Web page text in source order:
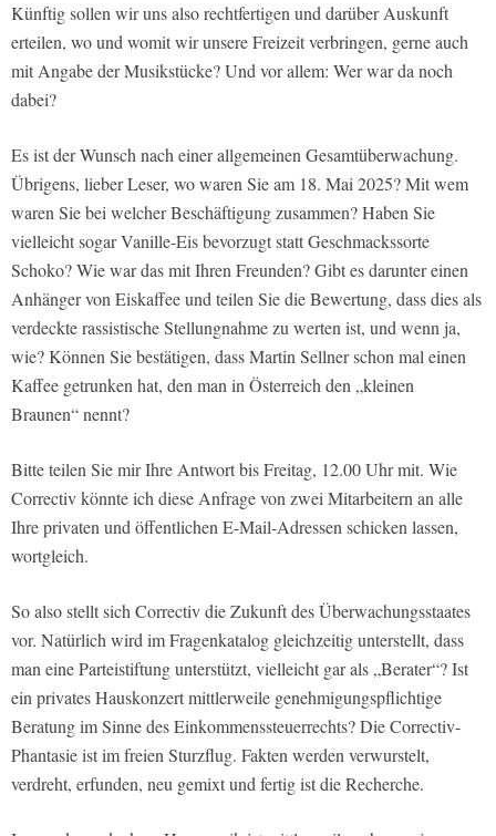
Künftig sollen wir uns also rechtfertigen und darüber Auskunft
erteilen, wo und womit wir unsere Freizeit verbringen, gerne auch
mit Angabe der Musikstücke? Und vor allem: Wer war da noch
dabei?
Es ist der Wunsch nach einer allgemeinen Gesamtüberwachung.
Übrigens, lieber Leser, wo waren Sie am 18. Mai 2025? Mit wem
waren Sie bei welcher Beschäftigung zusammen? Haben Sie
vielleicht sogar Vanille-Eis bevorzugt statt Geschmackssorte
Schoko? Wie war das mit Ihren Freunden? Gibt es darunter einen
Anhänger von Eiskaffee und teilen Sie die Bewertung, dass dies als
verdeckte rassistische Stellungnahme zu werten ist, und wenn ja,
wie? Können Sie bestätigen, dass Martin Sellner schon mal einen
Kaffee getrunken hat, den man in Österreich den „kleinen
Braunen“ nennt?
Bitte teilen Sie mir Ihre Antwort bis Freitag, 12.00 Uhr mit. Wie
Correctiv könnte ich diese Anfrage von zwei Mitarbeitern an alle
Ihre privaten und öffentlichen E-Mail-Adressen schicken lassen,
wortgleich.
So also stellt sich Correctiv die Zukunft des Überwachungsstaates
vor. Natürlich wird im Fragenkatalog gleichzeitig unterstellt, dass
man eine Parteistiftung unterstützt, vielleicht gar als „Berater“? Ist
ein privates Hauskonzert mittlerweile genehmigungspflichtige
Beratung im Sinne des Einkommenssteuerrechts? Die Correctiv-
Phantasie ist im freien Sturzflug. Fakten werden verwurstelt,
verdreht, erfunden, neu gemixt und fertig ist die Recherche.